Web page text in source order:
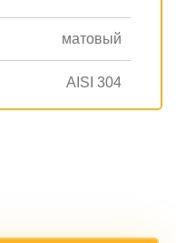
матовый
AISI 304